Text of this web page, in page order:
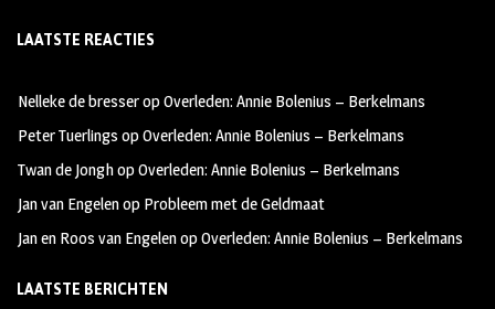
b
oo
k
ag
m
tt
LAATSTE REACTIES
Nelleke de bresseropOverleden: Annie Bolenius – Berkelmans
Peter Tuerlings opOverleden: Annie Bolenius – Berkelmans
Twan de JonghopOverleden: Annie Bolenius – Berkelmans
Jan van Engelenop Probleem met de Geldmaat
Jan en Roos van EngelenopOverleden: Annie Bolenius – Berkelmans
LAATSTE BERICHTEN